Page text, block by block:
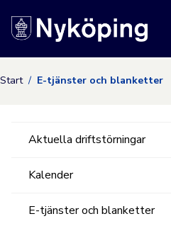
Start E-tjänster och blanketter
Aktuella driftstörningar
Kalender
E-tjänster och blanketter